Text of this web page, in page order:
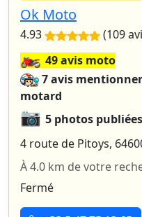
Ok Moto
4.93 (109
🏍️49 avis moto
7 avis
motard
📷 5 photos publiées
4 route de Pitoys,
À 4.0 km de votre
Fermé